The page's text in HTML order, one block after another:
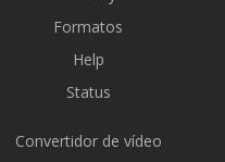
Formatos
Help
Status
Convertidor de vídeo